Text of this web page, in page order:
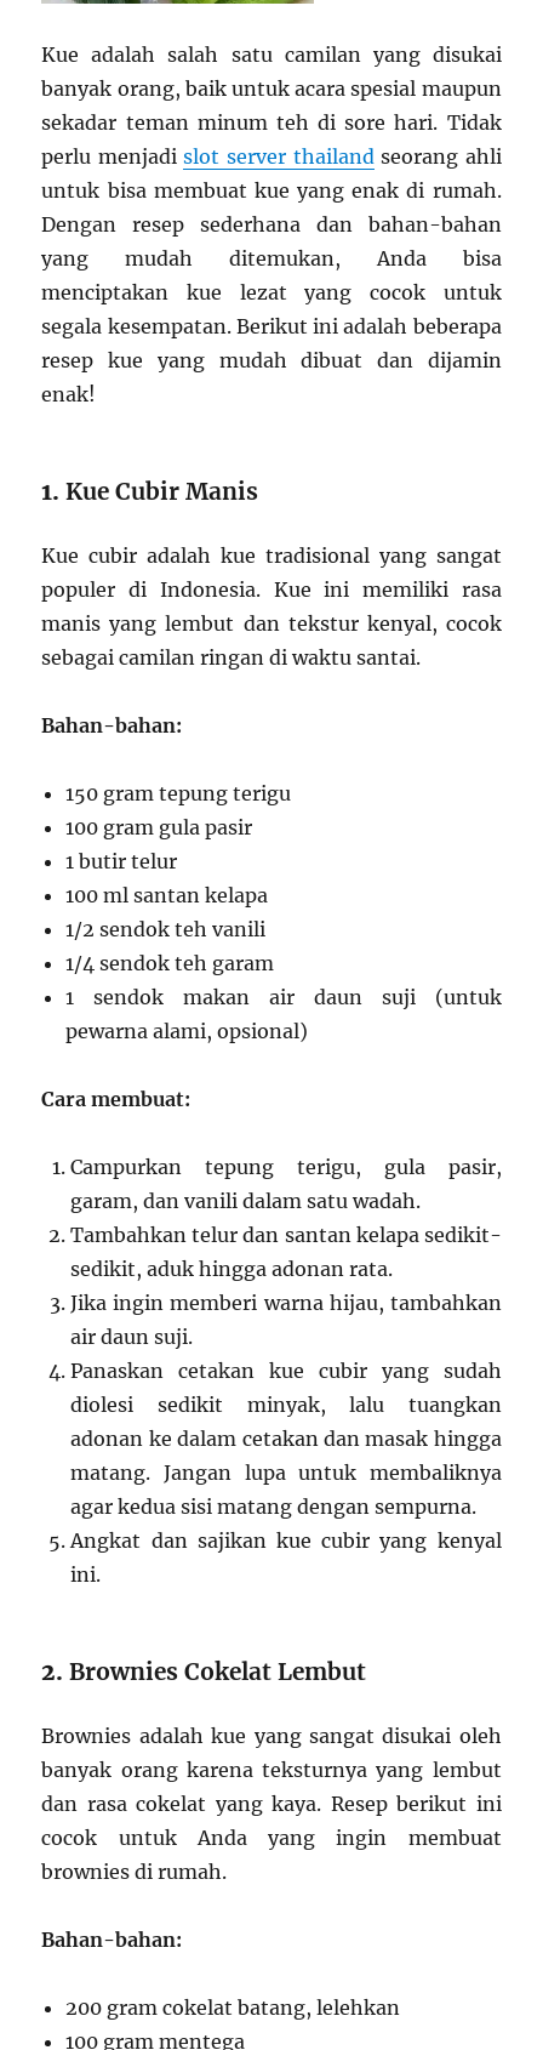
Kue adalah salah satu camilan yang disukai
banyak orang, baik untuk acara spesial maupun
sekadar teman minum teh di sore hari. Tidak
perlu menjadislot server thailand seorang ahli
untuk bisa membuat kue yang enak di rumah.
Dengan resep sederhana dan bahan-bahan
yang mudah ditemukan, Anda bisa
menciptakan kue lezat yang cocok untuk
segala kesempatan. Berikut ini adalah beberapa
resep kue yang mudah dibuat dan dijamin
enak!
1.Kue Cubir Manis
Kue cubir adalah kue tradisional yang sangat
populer di Indonesia. Kue ini memiliki rasa
manis yang lembut dan tekstur kenyal, cocok
sebagai camilan ringan di waktu santai.
Bahan-bahan:
150 gram tepung terigu
100 gram gula pasir
1 butir telur
100 ml santan kelapa
1/2 sendok teh vanili
1/4 sendok teh garam
1 sendok makan air daun suji (untuk
pewarna alami, opsional)
Cara membuat:
Campurkan tepung terigu, gula pasir,
garam, dan vanili dalam satu wadah.
Tambahkan telur dan santan kelapa sedikit-
sedikit, aduk hingga adonan rata.
Jika ingin memberi warna hijau, tambahkan
air daun suji.
Panaskan cetakan kue cubir yang sudah
diolesi sedikit minyak, lalu tuangkan
adonan ke dalam cetakan dan masak hingga
matang. Jangan lupa untuk membaliknya
agar kedua sisi matang dengan sempurna.
Angkat dan sajikan kue cubir yang kenyal
ini.
2.Brownies Cokelat Lembut
Brownies adalah kue yang sangat disukai oleh
banyak orang karena teksturnya yang lembut
dan rasa cokelat yang kaya. Resep berikut ini
cocok untuk Anda yang ingin membuat
brownies di rumah.
Bahan-bahan:
200 gram cokelat batang, lelehkan
100 gram mentega